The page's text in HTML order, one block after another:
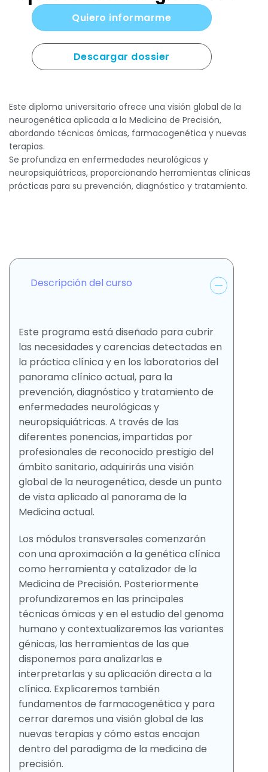
Quiero informarme
Descargar dossier
Este diploma universitario ofrece una visión global de la
neurogenética aplicada a la Medicina de Precisión,
abordando técnicas ómicas, farmacogenética y nuevas
terapias.
Se profundiza en enfermedades neurológicas y
neuropsiquiátricas, proporcionando herramientas clínicas
prácticas para su prevención, diagnóstico y tratamiento.
Descripción del curso
Este programa está diseñado para cubrir
las necesidades y carencias detectadas en
la práctica clínica y en los laboratorios del
panorama clínico actual, para la
prevención, diagnóstico y tratamiento de
enfermedades neurológicas y
neuropsiquiátricas. A través de las
diferentes ponencias, impartidas por
profesionales de reconocido prestigio del
ámbito sanitario, adquirirás una visión
global de la neurogenética, desde un punto
de vista aplicado al panorama de la
Medicina actual.
Los módulos transversales comenzarán
con una aproximación a la genética clínica
como herramienta y catalizador de la
Medicina de Precisión. Posteriormente
profundizaremos en las principales
técnicas ómicas y en el estudio del genoma
humano y contextualizaremos las variantes
génicas, las herramientas de las que
disponemos para analizarlas e
interpretarlas y su aplicación directa a la
clínica. Explicaremos también
fundamentos de farmacogenética y para
cerrar daremos una visión global de las
nuevas terapias y cómo estas encajan
dentro del paradigma de la medicina de
precisión.